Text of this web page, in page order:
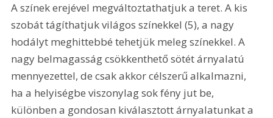
A színek erejével megváltoztathatjuk a teret. A kis
szobát tágíthatjuk világos színekkel (5), a nagy
hodályt meghittebbé tehetjük meleg színekkel. A
nagy belmagasság csökkenthető sötét árnyalatú
mennyezettel, de csak akkor célszerű alkalmazni,
ha a helyiségbe viszonylag sok fény jut be,
különben a gondosan kiválasztott árnyalatunkat a